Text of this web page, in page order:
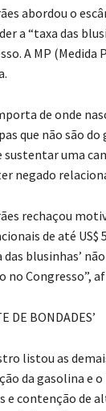
abordou o
a “taxa das
A MP
de onde
que não são
sustentar uma
negado
rechaçou
de até US$
das blusinhas’
no Congresso”,
DE BONDADES’
listou as
da gasolina e
e contenção de